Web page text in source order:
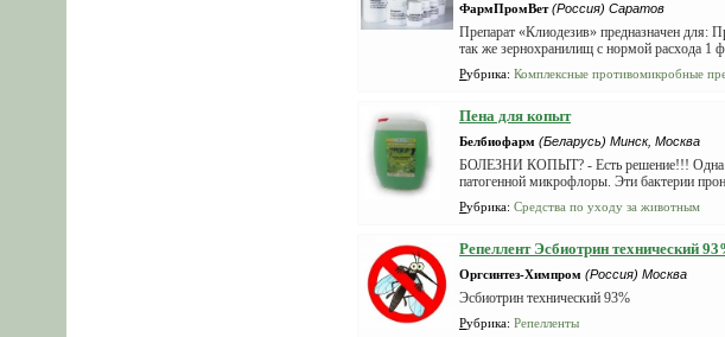
ФармПромВет (Россия) Саратов
Препарат «Клиодезив» предназначен для:
так же зернохранилищ с нормой расхода 1
Рубрика: Комплексные противомикробные
Пена для копыт
Белбиофарм (Беларусь) Минск, Москва
БОЛЕЗНИ КОПЫТ? - Есть решение!!! Одна из
патогенной микрофлоры. Эти бактерии
Рубрика: Средства по уходу за животным
Репеллент Эсбиотрин технический
Оргсинтез-Химпром (Россия) Москва
Эсбиотрин технический 93%
Рубрика: Репелленты